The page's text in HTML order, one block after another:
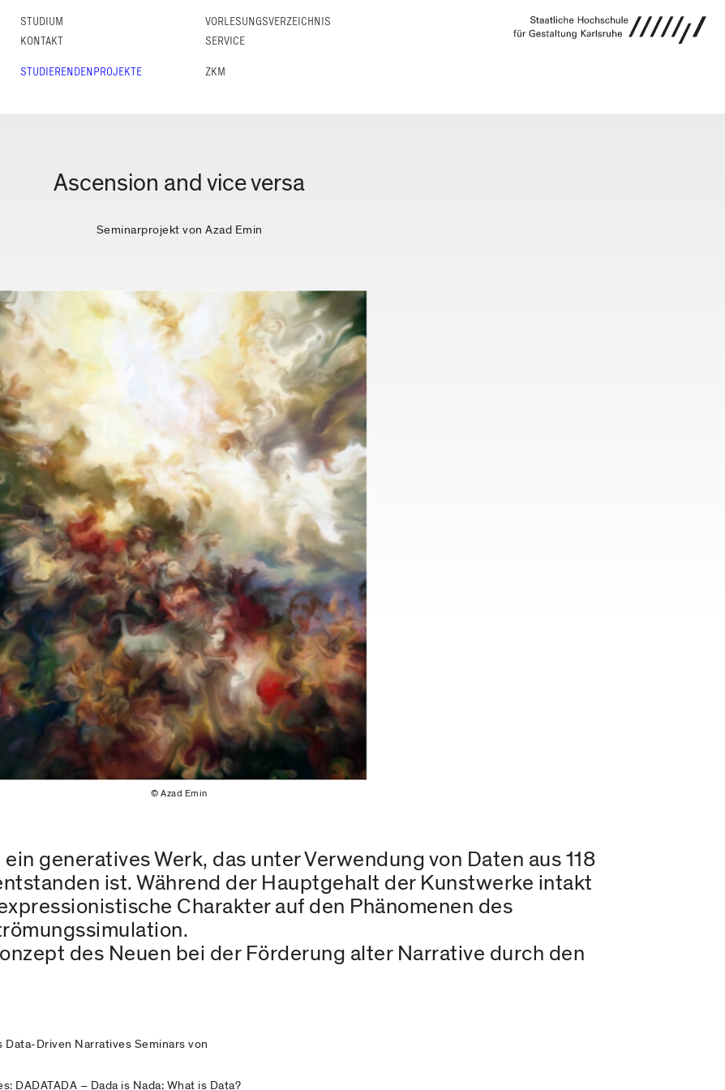
STUDIUM
VORLESUNGS­VERZEICHNIS
KONTAKT SERVICE
STUDIERENDENPROJEKTE
ZKM
Ascension and vice versa
Seminarprojekt von Azad Emin
© Azad Emin
generatives Werk, das unter Verwendung von Daten aus 118
ist. Während der Hauptgehalt der Kunstwerke intakt
Charakter auf den Phänomenen des
des Neuen bei der Förderung alter Narrative durch den
Driven Narratives Seminars von
DADATADA – Dada is Nada: What is Data?